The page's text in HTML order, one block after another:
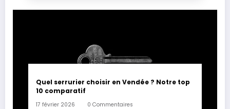
Quel serrurier choisir en Vendée ? Notre top
10 comparatif
17 février 2026 0 Commentaires